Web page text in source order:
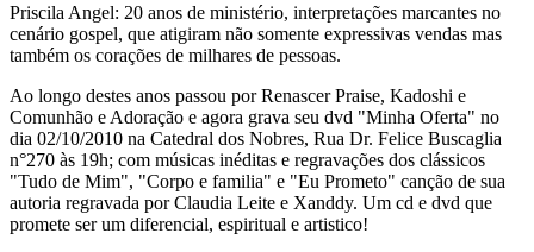
Priscila Angel: 20 anos de ministério, interpretações marcantes no
cenário gospel, que atigiram não somente expressivas vendas mas
também os corações de milhares de pessoas.
Ao longo destes anos passou por Renascer Praise, Kadoshi e
Comunhão e Adoração e agora grava seu dvd "Minha Oferta" no
dia 02/10/2010 na Catedral dos Nobres, Rua Dr. Felice Buscaglia
n°270 às 19h; com músicas inéditas e regravações dos clássicos
"Tudo de Mim", "Corpo e familia" e "Eu Prometo" canção de sua
autoria regravada por Claudia Leite e Xanddy. Um cd e dvd que
promete ser um diferencial, espiritual e artistico!